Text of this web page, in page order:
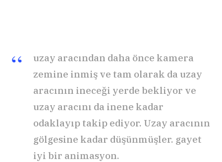
uzay aracından daha önce kamera
zemine inmiş ve tam olarak da uzay
aracının ineceği yerde bekliyor ve
uzay aracını da inene kadar
odaklayıp takip ediyor. Uzay aracının
gölgesine kadar düşünmüşler. gayet
iyi bir animasyon.